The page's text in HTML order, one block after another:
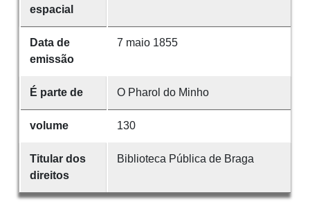
espacial
Data de
emissão
7 maio 1855
É parte de O Pharol do Minho
volume 130
Titular dos
direitos
Biblioteca Pública de Braga